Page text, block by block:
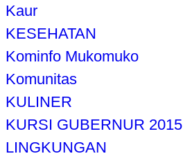
Kaur
KESEHATAN
Kominfo Mukomuko
Komunitas
KULINER
KURSI GUBERNUR 2015
LINGKUNGAN